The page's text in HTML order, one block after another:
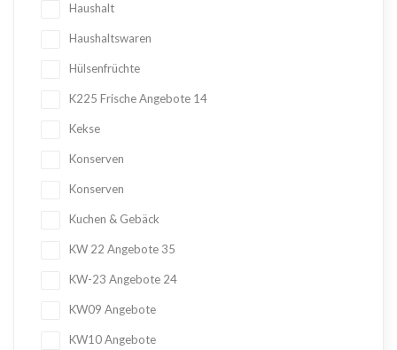
Haushalt
Haushaltswaren
Hülsenfrüchte
K225 Frische Angebote 14
Kekse
Konserven
Konserven
Kuchen & Gebäck
KW 22 Angebote 35
KW-23 Angebote 24
KW09 Angebote
KW10 Angebote